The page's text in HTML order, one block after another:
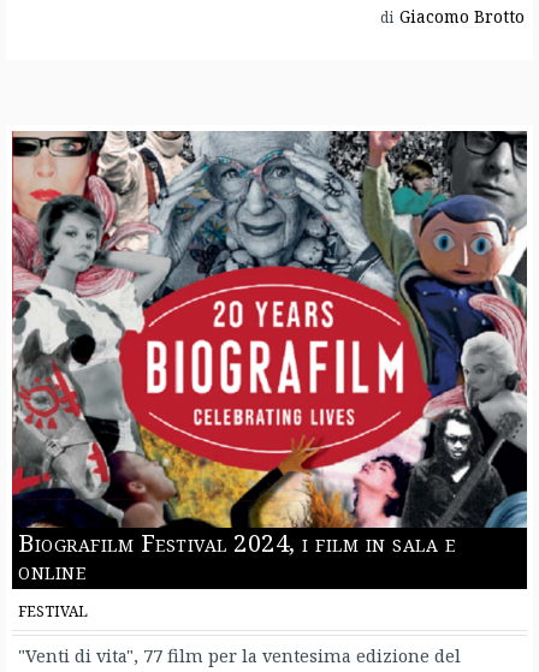
di Giacomo Brotto
Biografilm Festival 2024, i film in sala e
online
FESTIVAL
"Venti di vita", 77 film per la ventesima edizione del